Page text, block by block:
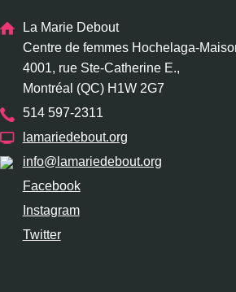
La Marie Debout
Centre de femmes Hochelaga-
4001, rue Ste-Catherine E.,
Montréal (QC) H1W 2G7
514 597-2311
lamariedebout.org
info@lamariedebout.org
Facebook
Instagram
Twitter